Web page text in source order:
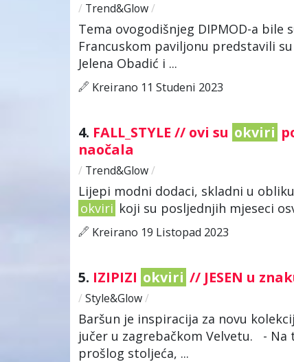
/ Trend&Glow/
Tema ovogodišnjeg DIPMOD-a
Francuskom paviljonu predstavili
Jelena Obadić i ...
Kreirano 11 Studeni 2023
4. FALL_STYLE // ovi su okviri
naočala
/ Trend&Glow/
Lijepi modni dodaci, skladni u
okviri koji su posljednjih mjeseci
Kreirano 19 Listopad 2023
5. IZIPIZI okviri // JESEN u
/ Style&Glow/
Baršun je inspiracija za novu
jučer u zagrebačkom Velvetu. - Na
prošlog stoljeća, ...